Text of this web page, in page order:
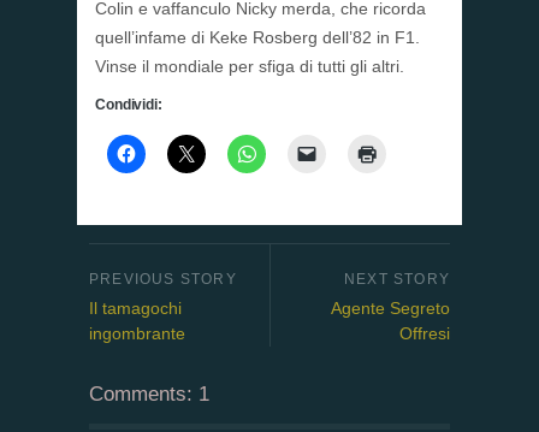
Colin e vaffanculo Nicky merda, che ricorda
quell’infame di Keke Rosberg dell’82 in F1.
Vinse il mondiale per sfiga di tutti gli altri.
Condividi:
Il tamagochi
ingombrante
Agente Segreto
Offresi
Comments: 1